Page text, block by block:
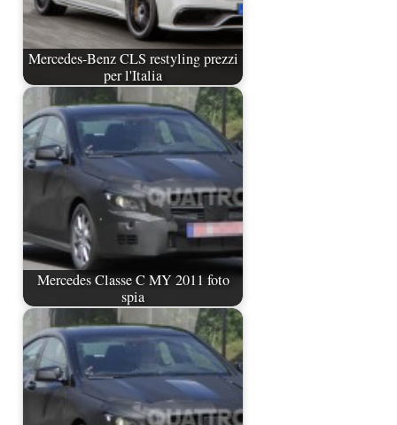
Mercedes-Benz CLS restyling prezzi
per l'Italia
Mercedes Classe C MY 2011 foto
spia